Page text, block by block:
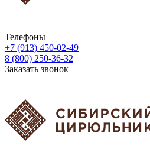
Телефоны
+7 (913) 450-02-49
8 (800) 250-36-32
Заказать звонок